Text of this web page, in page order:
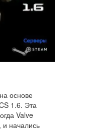
основе
1.6. Эта
Valve
и начались